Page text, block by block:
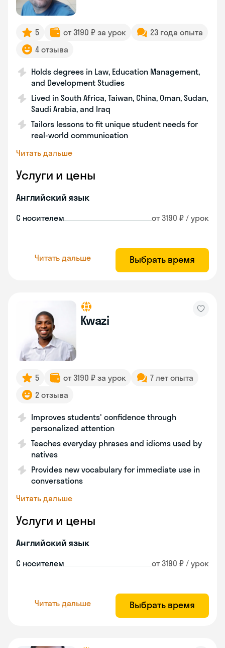
5 от 3190 ₽ за урок
23 года опыта
4 отзыва
Holds degrees in Law, Education Management,
and Development Studies
Lived in South Africa, Taiwan, China, Oman, Sudan,
Saudi Arabia, and Iraq
Tailors lessons to fit unique student needs for
real-world communication
Читать дальше
Услуги и цены
Английский язык
С носителем от 3190 ₽ / урок
Читать дальше Выбрать время
Kwazi
5 от 3190 ₽ за урок
7 лет опыта
2 отзыва
Improves students' confidence through
personalized attention
Teaches everyday phrases and idioms used by
natives
Provides new vocabulary for immediate use in
conversations
Читать дальше
Услуги и цены
Английский язык
С носителем от 3190 ₽ / урок
Читать дальше Выбрать время